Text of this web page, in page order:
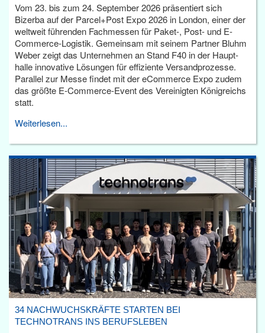
Vom 23. bis zum 24. September 2026 präsentiert sich
Bizerba auf der Parcel+Post Expo 2026 in London, einer der
weltweit führenden Fachmessen für Paket-, Post- und E-
Commerce-Logistik. Gemeinsam mit seinem Partner Bluhm
Weber zeigt das Unternehmen an Stand F40 in der Haupt­
halle innovative Lösungen für effiziente Versandprozesse.
Parallel zur Messe findet mit der eCommerce Expo zudem
das größte E-Commerce-Event des Vereinigten Königreichs
statt.
Weiterlesen...
34 NACHWUCHSKRÄFTE STARTEN BEI
TECHNOTRANS INS BERUFSLEBEN